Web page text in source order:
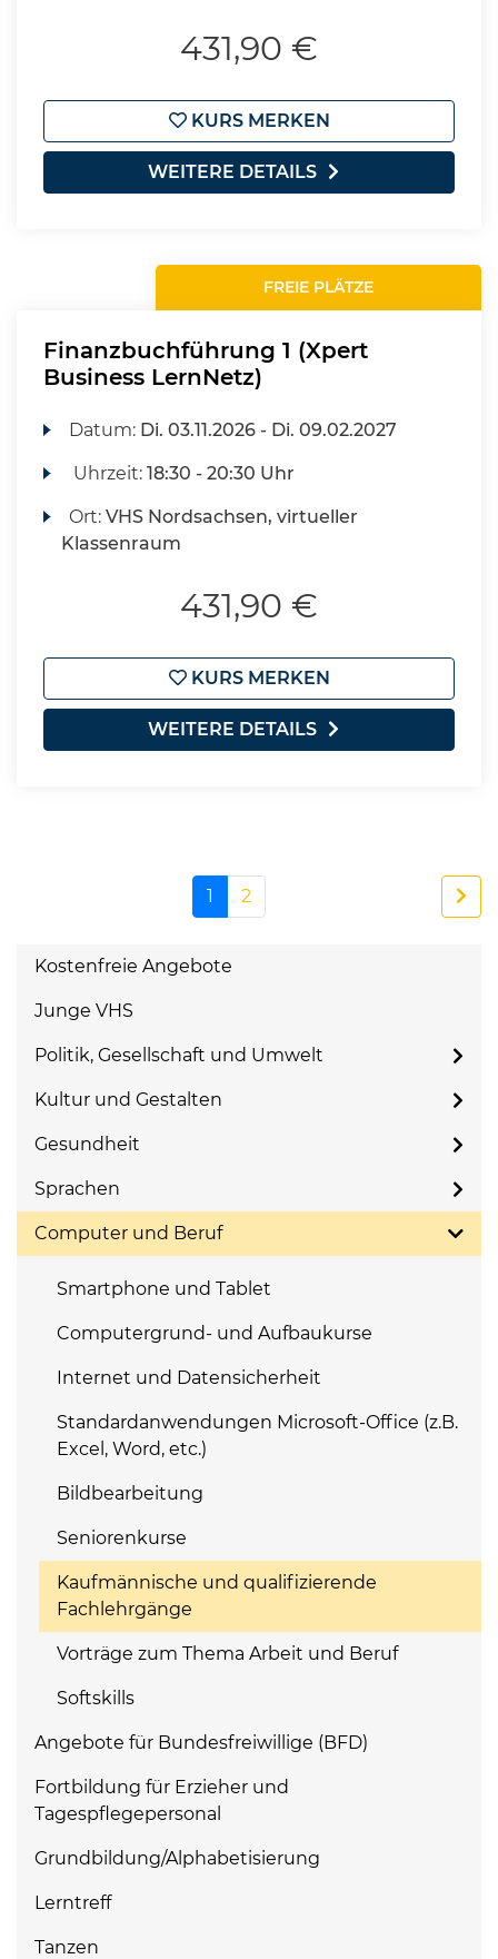
431,90 €
KURS MERKEN
WEITERE DETAILS
FREIE PLÄTZE
Finanzbuchführung 1 (Xpert
Business LernNetz)
Datum: Di. 03.11.2026 - Di. 09.02.2027
Uhrzeit:18:30 - 20:30 Uhr
Ort:VHS Nordsachsen, virtueller
Klassenraum
431,90 €
KURS MERKEN
WEITERE DETAILS
1 2
Kostenfreie Angebote
Junge VHS
Politik, Gesellschaft und Umwelt
Kultur und Gestalten
Gesundheit
Sprachen
Computer und Beruf
Smartphone und Tablet
Computergrund- und Aufbaukurse
Internet und Datensicherheit
Standardanwendungen Microsoft-Office (z.B.
Excel, Word, etc.)
Bildbearbeitung
Seniorenkurse
Kaufmännische und qualifizierende
Fachlehrgänge
Vorträge zum Thema Arbeit und Beruf
Softskills
Angebote für Bundesfreiwillige (BFD)
Fortbildung für Erzieher und
Tagespflegepersonal
Grundbildung/Alphabetisierung
Lerntreff
Tanzen